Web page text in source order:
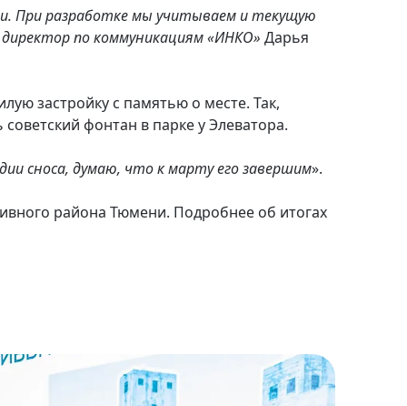
При разработке мы учитываем и текущую
по коммуникациям «ИНКО» Дарья
застройку с памятью о месте. Так,
фонтан в парке у Элеватора.
сноса, думаю, что к марту его завершим».
района Тюмени. Подробнее об итогах